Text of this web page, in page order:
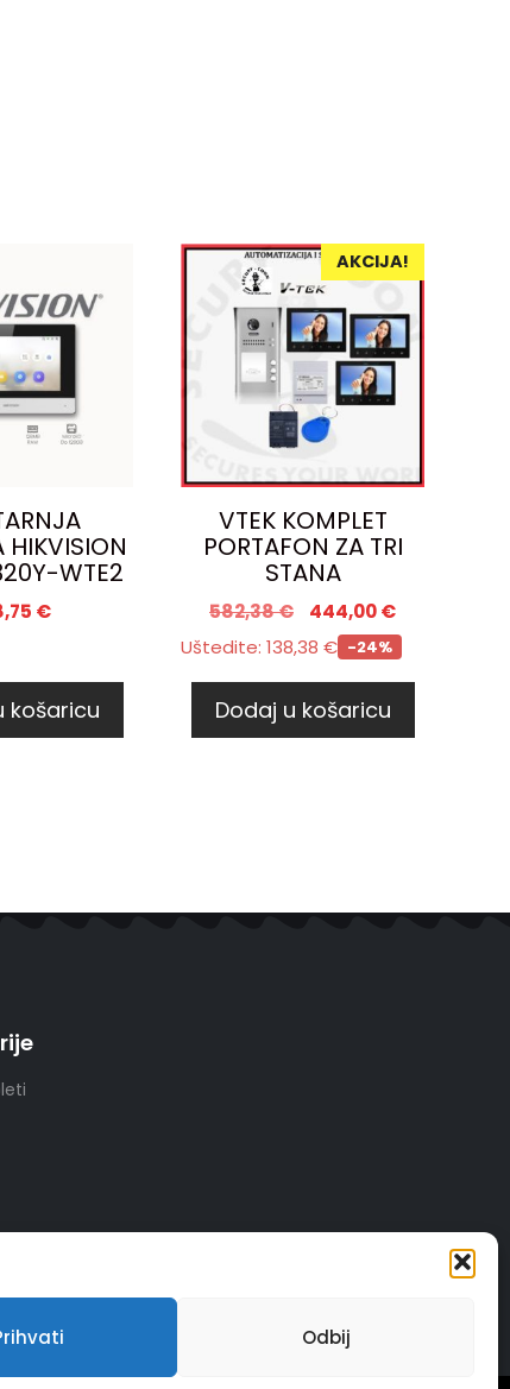
Odbij
HIKVISION
WTE2
€
košaricu
AKCIJA!
VTEK KOMPLET
PORTAFON ZA TRI
STANA
582,38€ 444,00€
Uštedite: 138,38 € -24%
Dodaj u košaricu